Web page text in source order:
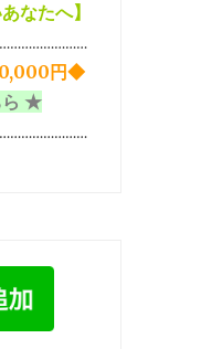
なたへ】
円◆
ら ★